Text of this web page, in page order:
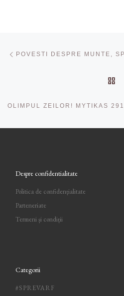
Despre confidentialitate
Politica de confidențialitate
Parteneriate
Termeni și condiții
Categorii
#SPREVARF